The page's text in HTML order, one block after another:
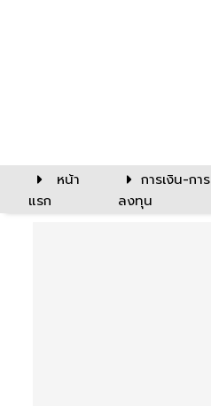
หน้า
แรก
การเงิน-การ
ลงทุน